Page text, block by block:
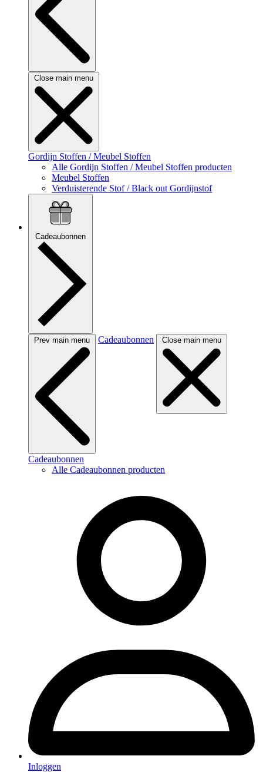
Close main menu
Gordijn Stoffen / Meubel Stoffen
Alle Gordijn Stoffen / Meubel Stoffen producten
Meubel Stoffen
Verduisterende Stof / Black out Gordijnstof
Cadeaubonnen
Prev main menu Cadeaubonnen Close main menu
Cadeaubonnen
Alle Cadeaubonnen producten
Inloggen